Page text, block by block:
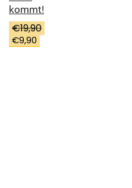
kommt!
€19,90
Ursprünglicher
Preis
€9,90 Aktueller
Preis